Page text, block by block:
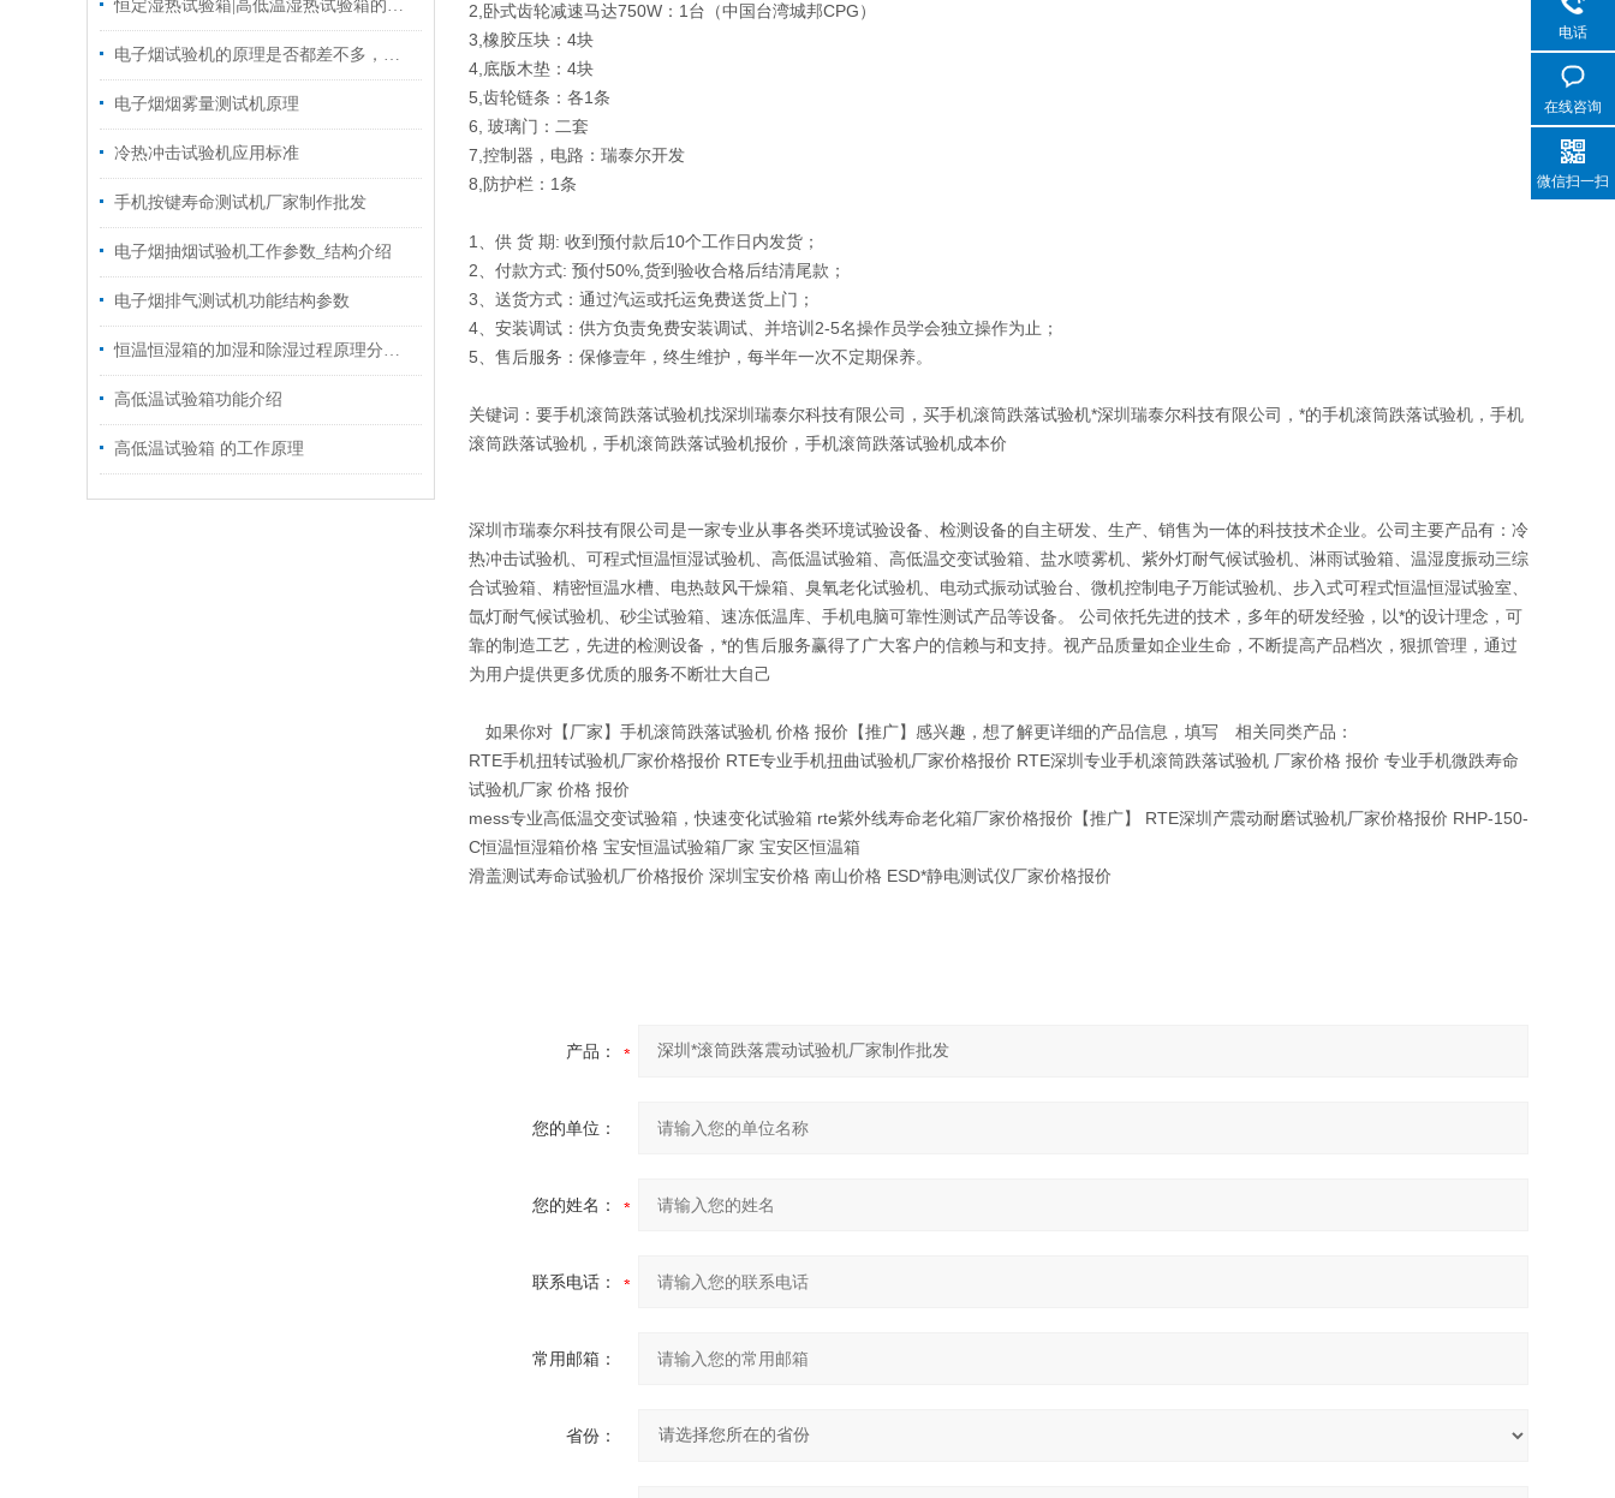
恒定湿热试验箱|高低温湿热试验箱的电气安装条件
电子烟试验机的原理是否都差不多，请听排气测试人员分析
电子烟烟雾量测试机原理
冷热冲击试验机应用标准
手机按键寿命测试机厂家制作批发
电子烟抽烟试验机工作参数_结构介绍
电子烟排气测试机功能结构参数
恒温恒湿箱的加湿和除湿过程原理分析！
高低温试验箱功能介绍
高低温试验箱 的工作原理
2,卧式齿轮减速马达750W：1台（中国台湾城邦CPG）
3,橡胶压块：4块
4,底版木垫：4块
5,齿轮链条：各1条
6, 玻璃门：二套
7,控制器，电路：瑞泰尔开发
8,防护栏：1条
1、供 货 期: 收到预付款后10个工作日内发货；
2、付款方式: 预付50%,货到验收合格后结清尾款；
3、送货方式：通过汽运或托运免费送货上门；
4、安装调试：供方负责免费安装调试、并培训2-5名操作员学会独立操作为止；
5、售后服务：保修壹年，终生维护，每半年一次不定期保养。
关键词：要手机滚筒跌落试验机找深圳瑞泰尔科技有限公司，买手机滚筒跌落试验机*深圳瑞泰尔科技有限公司，*的手机滚筒跌落试验机，手机
滚筒跌落试验机，手机滚筒跌落试验机报价，手机滚筒跌落试验机成本价
深圳市瑞泰尔科技有限公司是一家专业从事各类环境试验设备、检测设备的自主研发、生产、销售为一体的科技技术企业。公司主要产品有：冷
热冲击试验机、可程式恒温恒湿试验机、高低温试验箱、高低温交变试验箱、盐水喷雾机、紫外灯耐气候试验机、淋雨试验箱、温湿度振动三综
合试验箱、精密恒温水槽、电热鼓风干燥箱、臭氧老化试验机、电动式振动试验台、微机控制电子万能试验机、步入式可程式恒温恒湿试验室、
氙灯耐气候试验机、砂尘试验箱、速冻低温库、手机电脑可靠性测试产品等设备。 公司依托先进的技术，多年的研发经验，以*的设计理念，可
靠的制造工艺，先进的检测设备，*的售后服务赢得了广大客户的信赖与和支持。视产品质量如企业生命，不断提高产品档次，狠抓管理，通过
为用户提供更多优质的服务不断壮大自己
如果你对【厂家】手机滚筒跌落试验机 价格 报价【推广】感兴趣，想了解更详细的产品信息，填写 相关同类产品：
RTE手机扭转试验机厂家价格报价 RTE专业手机扭曲试验机厂家价格报价 RTE深圳专业手机滚筒跌落试验机 厂家价格 报价 专业手机微跌寿命
试验机厂家 价格 报价
mess专业高低温交变试验箱，快速变化试验箱 rte紫外线寿命老化箱厂家价格报价【推广】 RTE深圳产震动耐磨试验机厂家价格报价 RHP-150-
C恒温恒湿箱价格 宝安恒温试验箱厂家 宝安区恒温箱
滑盖测试寿命试验机厂价格报价 深圳宝安价格 南山价格 ESD*静电测试仪厂家价格报价
产品：
您的单位：
您的姓名：
联系电话：
常用邮箱：
省份：
电话
在线咨询
微信扫一扫